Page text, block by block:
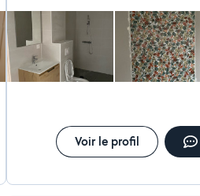
Voir le profil